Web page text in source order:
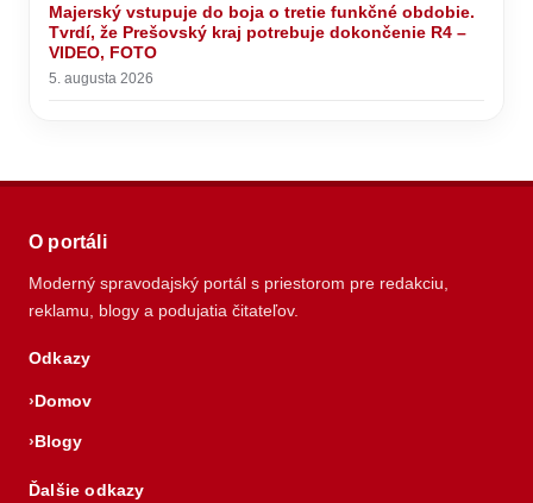
Majerský vstupuje do boja o tretie funkčné obdobie.
Tvrdí, že Prešovský kraj potrebuje dokončenie R4 –
VIDEO, FOTO
5. augusta 2026
O portáli
Moderný spravodajský portál s priestorom pre redakciu,
reklamu, blogy a podujatia čitateľov.
Odkazy
Domov
Blogy
Ďalšie odkazy